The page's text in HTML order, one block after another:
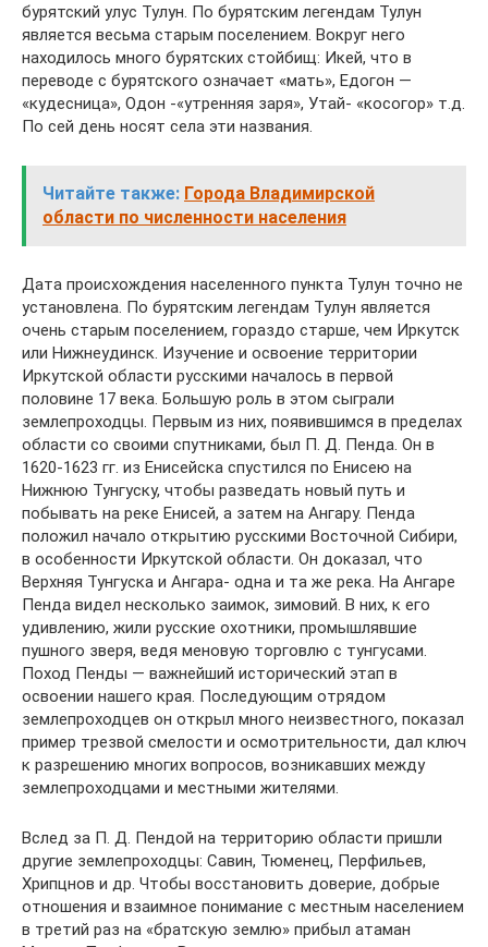
бурятский улус Тулун. По бурятским легендам Тулун
является весьма старым поселением. Вокруг него
находилось много бурятских стойбищ: Икей, что в
переводе с бурятского означает «мать», Едогон —
«кудесница», Одон -«утренняя заря», Утай- «косогор» т.д.
По сей день носят села эти названия.
Читайте также: Города Владимирской
области по численности населения
Дата происхождения населенного пункта Тулун точно не
установлена. По бурятским легендам Тулун является
очень старым поселением, гораздо старше, чем Иркутск
или Нижнеудинск. Изучение и освоение территории
Иркутской области русскими началось в первой
половине 17 века. Большую роль в этом сыграли
землепроходцы. Первым из них, появившимся в пределах
области со своими спутниками, был П. Д. Пенда. Он в
1620-1623 гг. из Енисейска спустился по Енисею на
Нижнюю Тунгуску, чтобы разведать новый путь и
побывать на реке Енисей, а затем на Ангару. Пенда
положил начало открытию русскими Восточной Сибири,
в особенности Иркутской области. Он доказал, что
Верхняя Тунгуска и Ангара- одна и та же река. На Ангаре
Пенда видел несколько заимок, зимовий. В них, к его
удивлению, жили русские охотники, промышлявшие
пушного зверя, ведя меновую торговлю с тунгусами.
Поход Пенды — важнейший исторический этап в
освоении нашего края. Последующим отрядом
землепроходцев он открыл много неизвестного, показал
пример трезвой смелости и осмотрительности, дал ключ
к разрешению многих вопросов, возникавших между
землепроходцами и местными жителями.
Вслед за П. Д. Пендой на территорию области пришли
другие землепроходцы: Савин, Тюменец, Перфильев,
Хрипцнов и др. Чтобы восстановить доверие, добрые
отношения и взаимное понимание с местным населением
в третий раз на «братскую землю» прибыл атаман